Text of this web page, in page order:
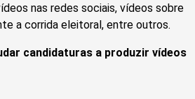
nas redes sociais, vídeos sobre
a corrida eleitoral, entre outros.
candidaturas a produzir vídeos